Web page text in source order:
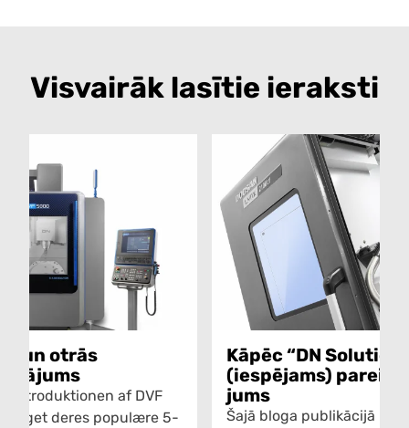
Visvairāk lasītie ieraksti
un otrās
introduktionen af DVF
taget deres populære 5-
Kāpēc “DN
(iespējams)
jums
Šajā bloga publikācijā